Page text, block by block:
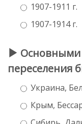
1907-1911 г.
1907-1914 г.
переселения
Украина,
Крым,